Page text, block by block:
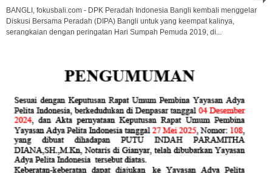
BANGLI, fokusbali.com - DPK Peradah Indonesia Bangli kembali menggelar
Diskusi Bersama Peradah (DIPA) Bangli untuk yang keempat kalinya,
serangkaian dengan peringatan Hari Sumpah Pemuda 2019, di...